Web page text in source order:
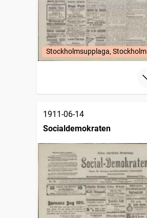
Stockholmsupplaga, Stockholm
1911-06-14
Socialdemokraten